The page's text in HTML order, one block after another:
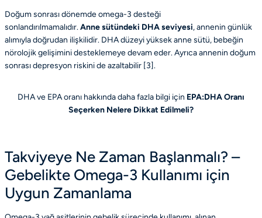
Doğum sonrası dönemde omega-3 desteği
sonlandırılmamalıdır.Anne sütündeki DHA seviyesi, annenin günlük
alımıyla doğrudan ilişkilidir. DHA düzeyi yüksek anne sütü, bebeğin
nörolojik gelişimini desteklemeye devam eder. Ayrıca annenin doğum
sonrası depresyon riskini de azaltabilir [3].
DHA ve EPA oranı hakkında daha fazla bilgi için EPA:DHA Oranı
Seçerken Nelere Dikkat Edilmeli?
Takviyeye Ne Zaman Başlanmalı? –
Gebelikte Omega-3 Kullanımı için
Uygun Zamanlama